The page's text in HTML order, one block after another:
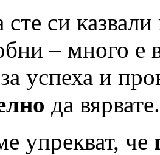
сте си
– много е
за успеха и
да вярвате.
упрекват, че